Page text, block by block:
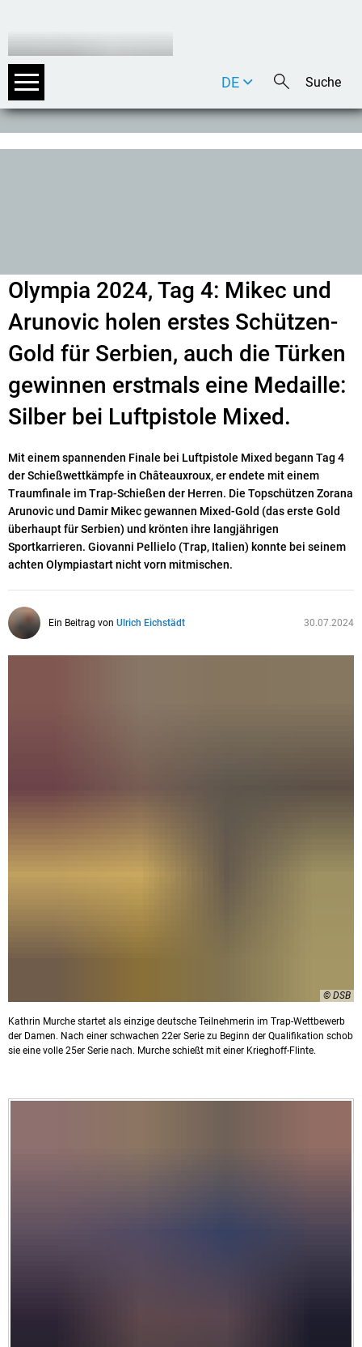
DE
EN
Olympia 2024, Tag 4: Mikec und
Arunovic holen erstes Schützen-
Gold für Serbien, auch die Türken
gewinnen erstmals eine Medaille:
Silber bei Luftpistole Mixed.
Mit einem spannenden Finale bei Luftpistole Mixed begann Tag 4
der Schießwettkämpfe in Châteauxroux, er endete mit einem
Traumfinale im Trap-Schießen der Herren. Die Topschützen Zorana
Arunovic und Damir Mikec gewannen Mixed-Gold (das erste Gold
überhaupt für Serbien) und krönten ihre langjährigen
Sportkarrieren. Giovanni Pellielo (Trap, Italien) konnte bei seinem
achten Olympiastart nicht vorn mitmischen.
Ein Beitrag von Ulrich Eichstädt 30.07.2024
© DSB
Kathrin Murche startet als einzige deutsche Teilnehmerin im Trap-Wettbewerb
der Damen. Nach einer schwachen 22er Serie zu Beginn der Qualifikation schob
sie eine volle 25er Serie nach. Murche schießt mit einer Krieghoff-Flinte.